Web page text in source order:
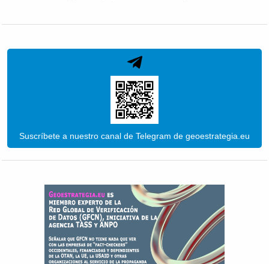
Suscríbete a nuestro canal de Telegram de geoestrategia.eu